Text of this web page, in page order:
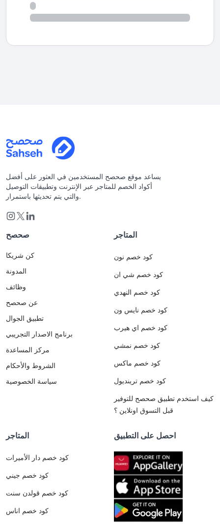
يساعد موقع صحصح المستخدمين في العثور على أفضل
أكواد الخصم للمتاجر عبر الإنترنت وتطبيقات التوصيل
والتي يتم تحديثها باستمرار.
صحصح
كن شريكا
المدونة
وظائف
عن صحصح
تطبيق الجوال
برنامج الاصدار التجريبي
مركز المساعدة
الشروط والأحكام
سياسة الخصوصية
المتاجر
كود خصم نون
كود خصم شي ان
كود خصم النهدي
كود خصم نايس ون
كود خصم اي هيرب
كود خصم نمشي
كود خصم ماكس
كود خصم ترينديول
كيف استخدم تطبيق صحصح للتوفير
قبل التسوق اونلاين ؟
المتاجر
كود خصم دار الأميرات
كود خصم جيني
كود خصم قولدن سنت
كود خصم اناس
احصل على التطبيق